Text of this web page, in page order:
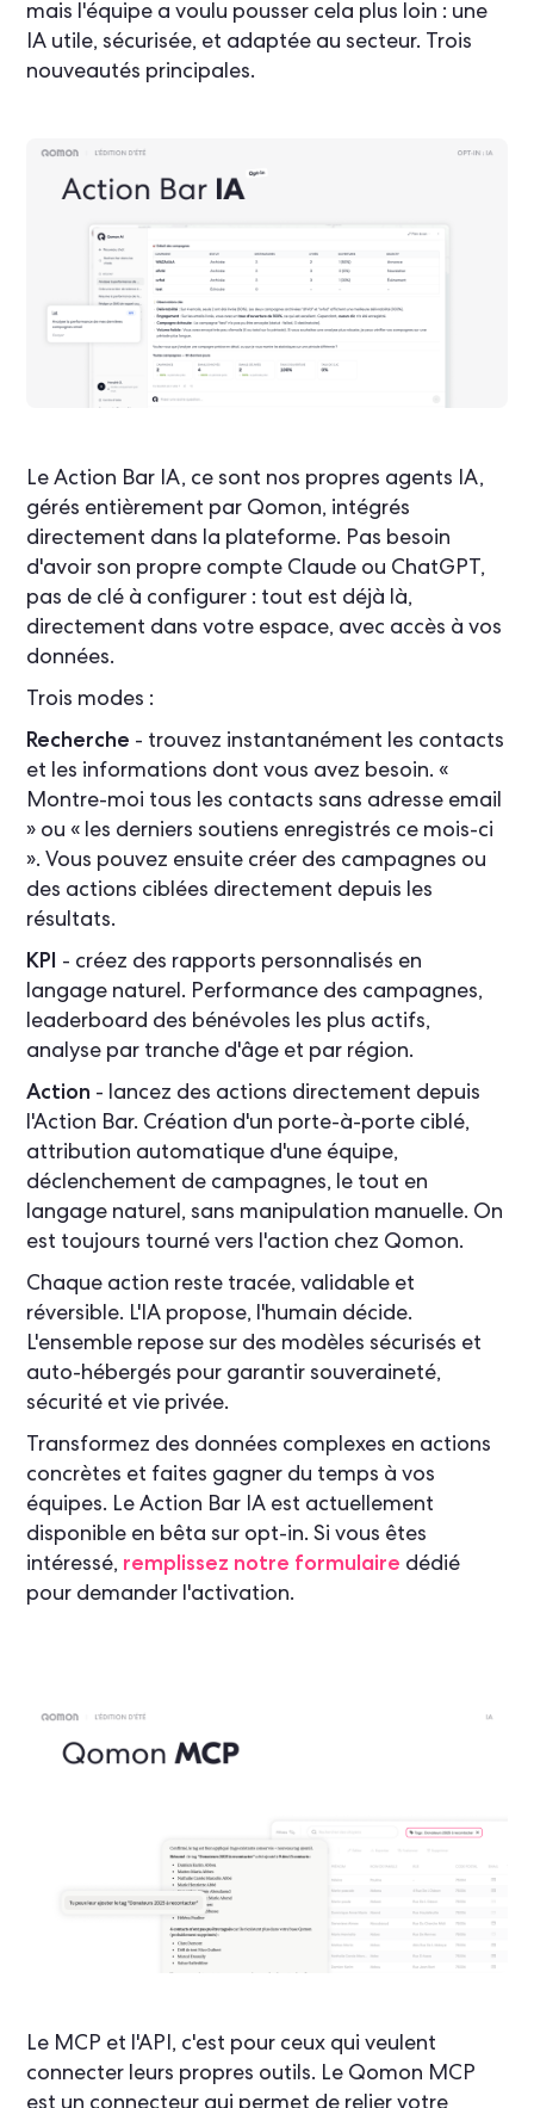
mais l'équipe a voulu pousser cela plus loin : une
IA utile, sécurisée, et adaptée au secteur. Trois
nouveautés principales.
Le Action Bar IA, ce sont nos propres agents IA,
gérés entièrement par Qomon, intégrés
directement dans la plateforme. Pas besoin
d'avoir son propre compte Claude ou ChatGPT,
pas de clé à configurer : tout est déjà là,
directement dans votre espace, avec accès à vos
données.
Trois modes :
Recherche - trouvez instantanément les contacts
et les informations dont vous avez besoin. «
Montre-moi tous les contacts sans adresse email
» ou « les derniers soutiens enregistrés ce mois-ci
». Vous pouvez ensuite créer des campagnes ou
des actions ciblées directement depuis les
résultats.
KPI - créez des rapports personnalisés en
langage naturel. Performance des campagnes,
leaderboard des bénévoles les plus actifs,
analyse par tranche d'âge et par région.
Action - lancez des actions directement depuis
l'Action Bar. Création d'un porte-à-porte ciblé,
attribution automatique d'une équipe,
déclenchement de campagnes, le tout en
langage naturel, sans manipulation manuelle. On
est toujours tourné vers l'action chez Qomon.
Chaque action reste tracée, validable et
réversible. L'IA propose, l'humain décide.
L'ensemble repose sur des modèles sécurisés et
auto-hébergés pour garantir souveraineté,
sécurité et vie privée.
Transformez des données complexes en actions
concrètes et faites gagner du temps à vos
équipes. Le Action Bar IA est actuellement
disponible en bêta sur opt-in. Si vous êtes
intéressé, remplissez notre formulaire dédié
pour demander l'activation.
Le MCP et l'API, c'est pour ceux qui veulent
connecter leurs propres outils. Le Qomon MCP
est un connecteur qui permet de relier votre